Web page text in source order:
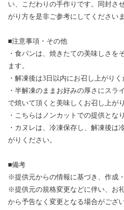
い、こだわりの手作りです。同封さ
がり方を是非ご参考にしてください
■注意事項・その他
・食パンは、焼きたての美味しさを
ます。
・解凍後は3日以内にお召し上がりく
・半解凍のままお好みの厚さにスラ
で焼いて頂くと美味しくお召し上が
・こちらはノンカットでの提供とな
・カヌレは、冷凍保存し、解凍後は
がりください。
■備考
※提供元からの情報に基づき、作成
※提供元の規格変更などに伴い、お
から予告なく変更となる場合がござい